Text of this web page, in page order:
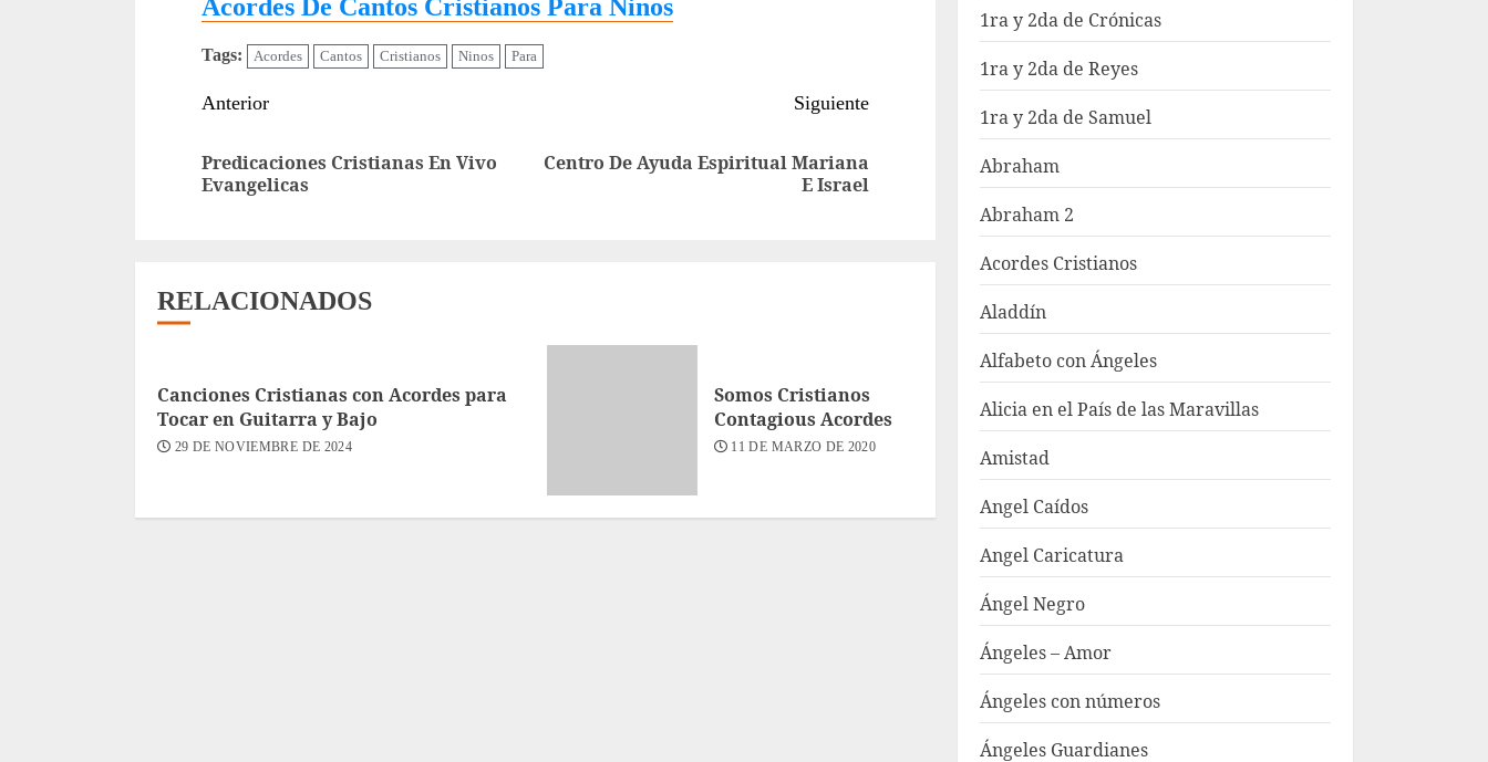
Acordes De Cantos Cristianos Para Ninos
Tags: Acordes Cantos Cristianos Ninos Para
Sigue
leyendo
Anterior
Entrada
Predicaciones Cristianas En Vivo
Evangelicas
Siguiente
Siguiente
Centro De Ayuda Espiritual Mariana
E Israel
RELACIONADOS
Canciones Cristianas con Acordes para
Tocar en Guitarra y Bajo
29 DE NOVIEMBRE DE 2024
Somos Cristianos
Contagious Acordes
11 DE MARZO DE 2020
1ra y 2da de Crónicas
1ra y 2da de Reyes
1ra y 2da de Samuel
Abraham
Abraham 2
Acordes Cristianos
Aladdín
Alfabeto con Ángeles
Alicia en el País de las Maravillas
Amistad
Angel Caídos
Angel Caricatura
Ángel Negro
Ángeles – Amor
Ángeles con números
Ángeles Guardianes